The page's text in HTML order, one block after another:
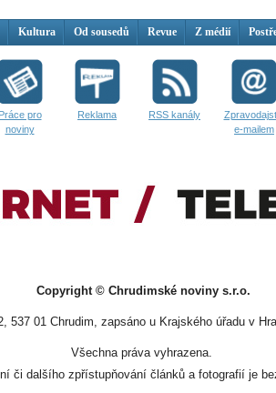
Kultura Od sousedů Revue Z médií
Práce pro
noviny
Reklama RSS kanály
e-mailem
Copyright © Chrudimské noviny s.r.o.
537 01 Chrudim, zapsáno u Krajského úřadu v
Všechna práva vyhrazena.
či dalšího zpřístupňování článků a fotografií je